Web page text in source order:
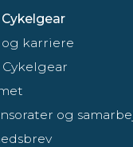
og karriere
Cykelgear
og